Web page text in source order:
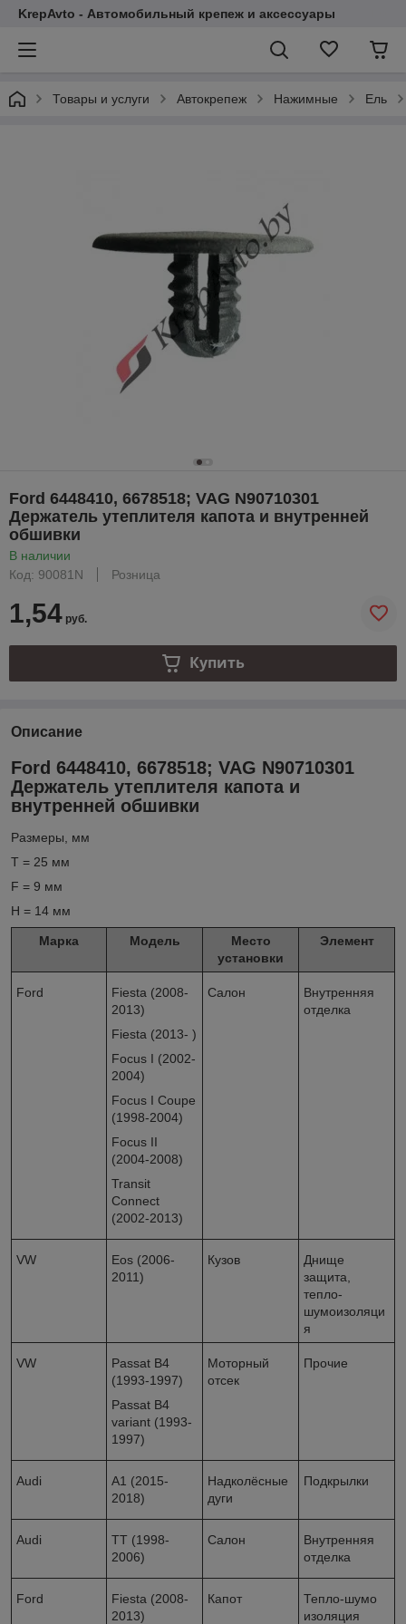
KrepAvto - Автомобильный крепеж и аксессуары
Товары и услуги Автокрепеж Нажимные Ель
Ford 6448410, 6678518; VAG N90710301
Держатель утеплителя капота и внутренней
обшивки
В наличии
Код: 90081N
Розница
1,54 руб.
Купить
Описание
Ford 6448410, 6678518; VAG N90710301
Держатель утеплителя капота и
внутренней обшивки
Размеры, мм
T = 25 мм
F = 9 мм
H = 14 мм
Марка Модель
Место
установки
Элемент
Ford
Fiesta (2008-
2013)
Fiesta (2013- )
Focus I (2002-
2004)
Focus I Coupe
(1998-2004)
Focus II
(2004-2008)
Transit
Connect
(2002-2013)
Салон
Внутренняя
отделка
VW
Eos (2006-
2011)
Кузов
Днище
защита,
тепло-
шумоизоляци
я
VW
Passat B4
(1993-1997)
Passat B4
variant (1993-
1997)
Моторный
отсек
Прочие
Audi
A1 (2015-
2018)
Надколёсные
дуги
Подкрылки
Audi
TT (1998-
2006)
Салон
Внутренняя
отделка
Ford
Fiesta (2008-
2013)
Капот
Тепло-шумо
изоляция